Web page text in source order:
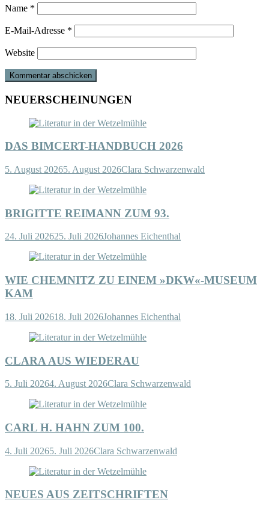
Name *
E-Mail-Adresse *
Website
NEUERSCHEINUNGEN
DAS BIMCERT-HANDBUCH 2026
5. August 20265. August 2026Clara Schwarzenwald
BRIGITTE REIMANN ZUM 93.
24. Juli 202625. Juli 2026Johannes Eichenthal
WIE CHEMNITZ ZU EINEM »DKW«-MUSEUM
KAM
18. Juli 202618. Juli 2026Johannes Eichenthal
CLARA AUS WIEDERAU
5. Juli 20264. August 2026Clara Schwarzenwald
CARL H. HAHN ZUM 100.
4. Juli 20265. Juli 2026Clara Schwarzenwald
NEUES AUS ZEITSCHRIFTEN